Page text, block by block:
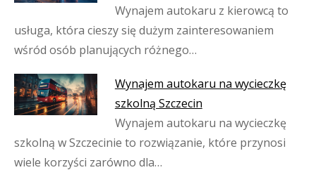
Wynajem autokaru z kierowcą to
usługa, która cieszy się dużym zainteresowaniem
wśród osób planujących różnego…
Wynajem autokaru na wycieczkę
szkolną Szczecin
Wynajem autokaru na wycieczkę
szkolną w Szczecinie to rozwiązanie, które przynosi
wiele korzyści zarówno dla…